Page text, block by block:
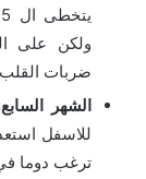
ولكن على
ضربات القلب
الشهر
للاسفل
ترغب دوما